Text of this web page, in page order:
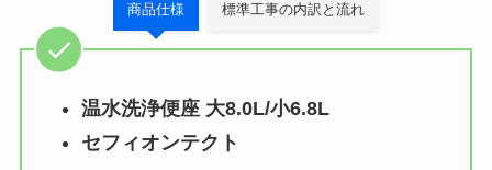
商品仕様 標準工事の内訳と流れ
温水洗浄便座 大8.0L/小6.8L
セフィオンテクト